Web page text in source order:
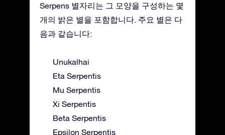
Serpens 별자리는 그 모양을 구성하는 몇
개의 밝은 별을 포함합니다. 주요 별은 다
음과 같습니다:
Unukalhai
Eta Serpentis
Mu Serpentis
Xi Serpentis
Beta Serpentis
Epsilon Serpentis